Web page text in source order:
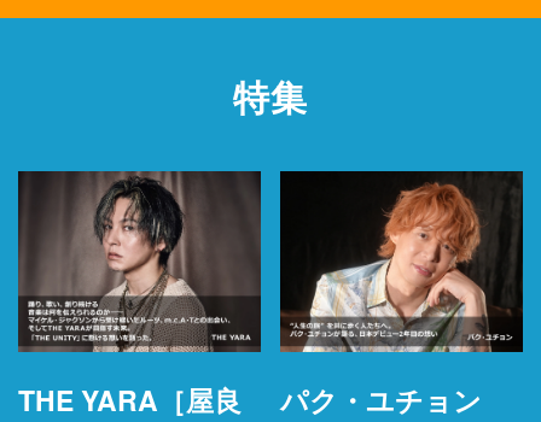
特集
THE YARA［屋良
パク・ユチョン